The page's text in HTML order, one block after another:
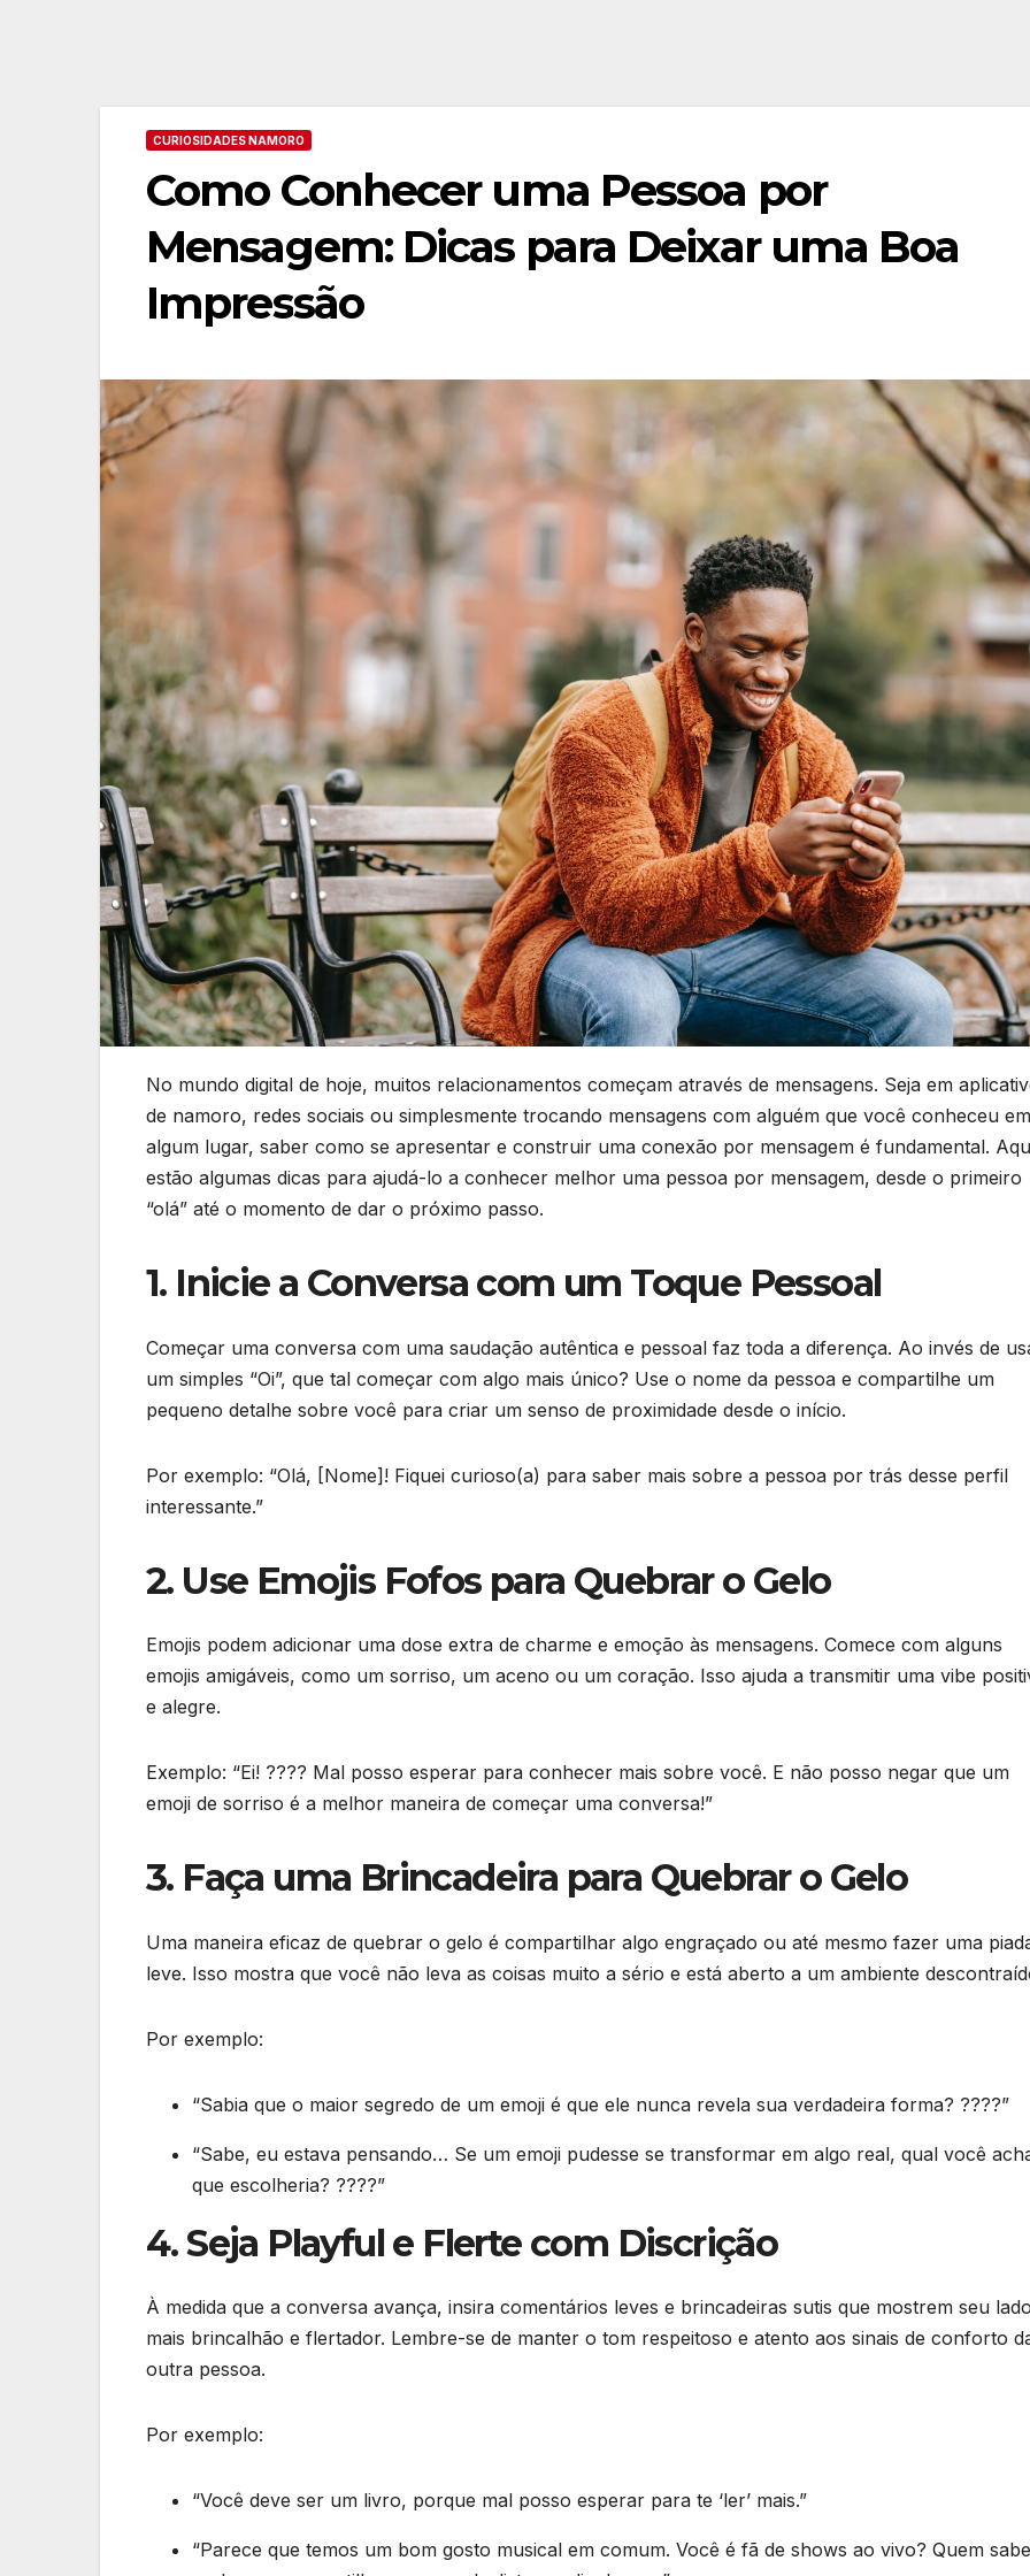
CURIOSIDADES NAMORO
Como Conhecer uma Pessoa por
Mensagem: Dicas para Deixar uma Boa
Impressão
No mundo digital de hoje, muitos relacionamentos começam através de mensagens. Seja em
de namoro, redes sociais ou simplesmente trocando mensagens com alguém que você conheceu em
algum lugar, saber como se apresentar e construir uma conexão por mensagem é fundamental.
estão algumas dicas para ajudá-lo a conhecer melhor uma pessoa por mensagem, desde o primeiro
“olá” até o momento de dar o próximo passo.
1. Inicie a Conversa com um Toque Pessoal
Começar uma conversa com uma saudação autêntica e pessoal faz toda a diferença. Ao invés de
um simples “Oi”, que tal começar com algo mais único? Use o nome da pessoa e compartilhe um
pequeno detalhe sobre você para criar um senso de proximidade desde o início.
Por exemplo: “Olá, [Nome]! Fiquei curioso(a) para saber mais sobre a pessoa por trás desse perfil
interessante.”
2. Use Emojis Fofos para Quebrar o Gelo
Emojis podem adicionar uma dose extra de charme e emoção às mensagens. Comece com alguns
emojis amigáveis, como um sorriso, um aceno ou um coração. Isso ajuda a transmitir uma vibe
e alegre.
Exemplo: “Ei! ???? Mal posso esperar para conhecer mais sobre você. E não posso negar que um
emoji de sorriso é a melhor maneira de começar uma conversa!”
3. Faça uma Brincadeira para Quebrar o Gelo
Uma maneira eficaz de quebrar o gelo é compartilhar algo engraçado ou até mesmo fazer uma
leve. Isso mostra que você não leva as coisas muito a sério e está aberto a um ambiente
Por exemplo:
“Sabia que o maior segredo de um emoji é que ele nunca revela sua verdadeira forma? ????”
“Sabe, eu estava pensando… Se um emoji pudesse se transformar em algo real, qual você
que escolheria? ????”
4. Seja Playful e Flerte com Discrição
À medida que a conversa avança, insira comentários leves e brincadeiras sutis que mostrem seu lado
mais brincalhão e flertador. Lembre-se de manter o tom respeitoso e atento aos sinais de conforto
outra pessoa.
Por exemplo:
“Você deve ser um livro, porque mal posso esperar para te ‘ler’ mais.”
“Parece que temos um bom gosto musical em comum. Você é fã de shows ao vivo? Quem sabe